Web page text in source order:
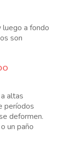
luego a fondo
son
altas
períodos
deformen.
un paño